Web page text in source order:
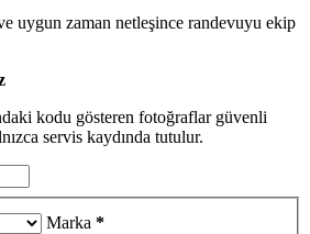
uygun zaman netleşince randevuyu ekip
kodu gösteren fotoğraflar güvenli
servis kaydında tutulur.
Marka *